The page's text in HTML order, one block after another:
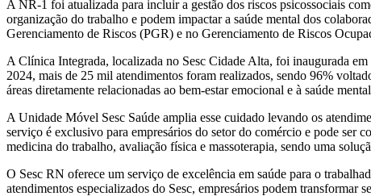
A NR-1 foi atualizada para incluir a gestão dos riscos psicossociais
organização do trabalho e podem impactar a saúde mental dos
Gerenciamento de Riscos (PGR) e no Gerenciamento de Riscos
A Clínica Integrada, localizada no Sesc Cidade Alta, foi inaugurada
2024, mais de 25 mil atendimentos foram realizados, sendo 96%
áreas diretamente relacionadas ao bem-estar emocional e à saúde
A Unidade Móvel Sesc Saúde amplia esse cuidado levando os
serviço é exclusivo para empresários do setor do comércio e pode ser
medicina do trabalho, avaliação física e massoterapia, sendo uma
O Sesc RN oferece um serviço de excelência em saúde para o
atendimentos especializados do Sesc, empresários podem transformar